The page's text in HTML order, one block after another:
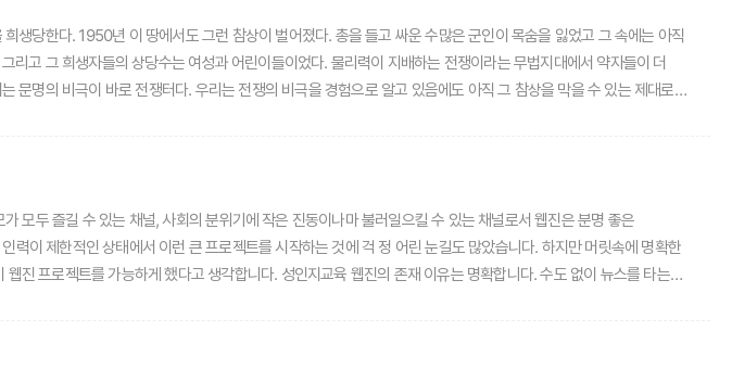
고 학부모 대부분이 이런 인식에 동의하지만, 적극적인 교육에 대해 여전히 조심스러운 태도를 보이기도 합니다.
가질 수 있도록 교육하고, 이를 일상 속에서 강인하게 표출할 수 있는 사람을 기르는 것이라고 생각합니다. 이런
디지털 성폭력 디지털 성폭력은 우리 사회
과 현실의 경계선이 사라진 현실을 보여줍니다. 불법적인 플랫폼들이 고착화한 근본적인 사고방식의 문제를
러한 노력의 중요한 채널이 될 것으로 기대합니다.
생당한다. 1950년 이 땅에서도 그런 참상이 벌어졌다. 총을 들고 싸운 수많은 군인이 목숨을 잃었고 그 속에는 아직
고 그 희생자들의 상당수는 여성과 어린이들이었다. 물리력이 지배하는 전쟁이라는 무법지대에서 약자들이 더
명의 비극이 바로 전쟁터다. 우리는 전쟁의 비극을 경험으로 알고 있음에도 아직 그 참상을 막을 수 있는 제대로
어 그들에게 테러를 자행하는 탈레반의 폭력 앞에서도 뜻을 굽히지 않은 말랄라 유자프자이의 이야기는 성별
오늘도 선한 영향력을 행하고 있다는 것이다. 지구 위 어디선가 여전히 전쟁이 지속되는 이 순간, 그럼에도
모두 즐길 수 있는 채널, 사회의 분위기에 작은 진동이나마 불러일으킬 수 있는 채널로서 웹진은 분명 좋은
이 제한적인 상태에서 이런 큰 프로젝트를 시작하는 것에 걱 정 어린 눈길도 많았습니다. 하지만 머릿속에 명확한
지교육 웹진의 존재 이유는 명확합니다. 수도 없이 뉴스를 타는
절대적으로 필요했습니다. 『부산 성인지교육 웹진』은 여전히 성장 중인 매체입니다. 양적인 성장도 필요하지만,